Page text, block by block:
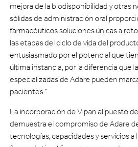
mejora de la biodisponibilidad y otras
sólidas de administración oral
farmacéuticos soluciones únicas a
las etapas del ciclo de vida del
entusiasmado por el potencial que
última instancia, por la diferencia que
especializadas de Adare pueden
pacientes."
La incorporación de Vipan al puesto
demuestra el compromiso de Adare
tecnologías, capacidades y servicios a